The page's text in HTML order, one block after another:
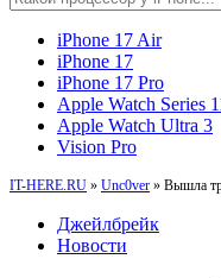
iPhone 17 Air
iPhone 17
iPhone 17 Pro
Apple Watch Series
Apple Watch Ultra 3
Vision Pro
IT-HERE.RU » Unc0ver » Вышла
Джейлбрейк
Новости